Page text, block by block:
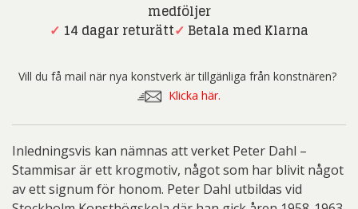
medföljer
✓ 14 dagar returätt✓ Betala med Klarna
Vill du få mail när nya konstverk är tillgänliga från konstnären?
Klicka här.
Inledningsvis kan nämnas att verket Peter Dahl –
Stammisar är ett krogmotiv, något som har blivit något
av ett signum för honom. Peter Dahl utbildas vid